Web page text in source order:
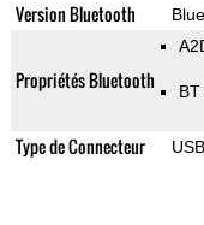
Version Bluetooth
Propriétés Bluetooth BT
Type de Connecteur